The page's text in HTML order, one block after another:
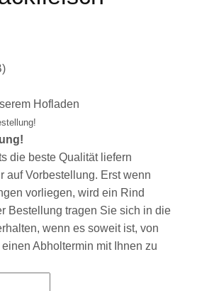
Hofladen
die beste Qualität liefern
auf Vorbestellung. Erst wenn
vorliegen, wird ein Rind
Bestellung tragen Sie sich in die
wenn es soweit ist, von
Abholtermin mit Ihnen zu